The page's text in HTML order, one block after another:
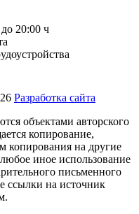
20:00 ч
Разработка сайта
объектами авторского
копирование,
копирования на другие
иное использование
письменного
ссылки на источник